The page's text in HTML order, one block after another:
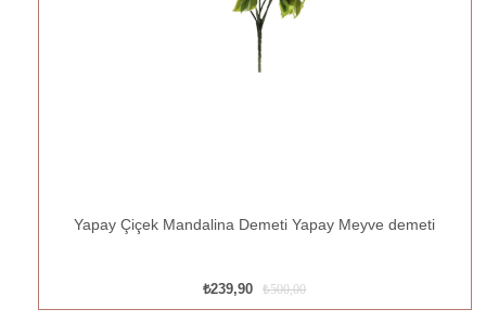
Yapay Çiçek Mandalina Demeti Yapay Meyve demeti
₺239,90 ₺500,00